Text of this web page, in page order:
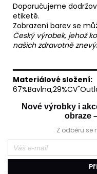
Doporučujeme
etiketě.
Zobrazení barev se
Český výrobek, jehož
našich zdravotně
Materiálové složení:
Nové výrobky i
obraze
Z odběru se